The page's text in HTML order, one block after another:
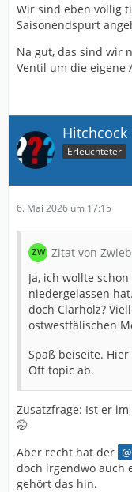
Wir sind eben völlig
Saisonendspurt
Na gut, das sind wir
Ventil um die
Hitchcock
Erleuchteter
6. Mai 2026 um 17:15
Zitat von
Ja, ich wollte
niedergelassen
doch Clarholz?
ostwestfälischen
Spaß beiseite.
Off topic ab.
Zusatzfrage: Ist er
🤭
Aber recht hat der
doch irgendwo auch
gehört das hin.